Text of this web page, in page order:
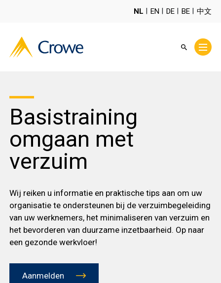
NL EN DE BE 中文
Basistraining
omgaan met
verzuim
Wij reiken u informatie en praktische tips aan om uw
organisatie te ondersteunen bij de verzuimbegeleiding
van uw werknemers, het minimaliseren van verzuim en
het bevorderen van duurzame inzetbaarheid. Op naar
een gezonde werkvloer!
Aanmelden